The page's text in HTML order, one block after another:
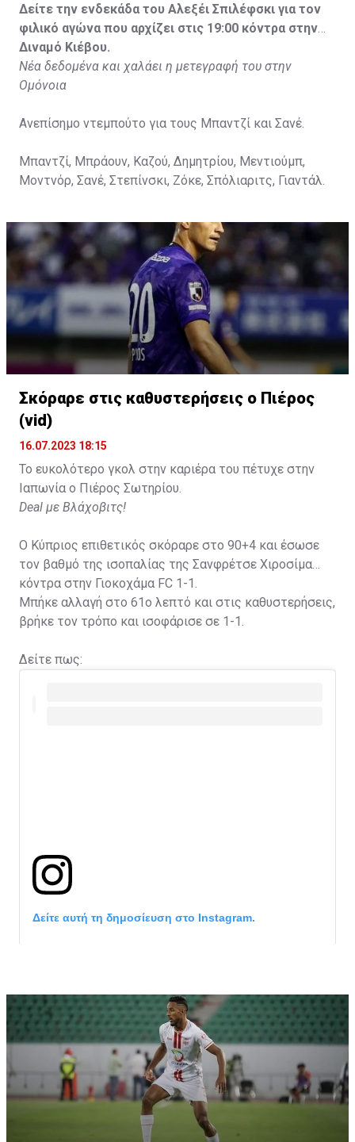
Δείτε την ενδεκάδα του Αλεξέι Σπιλέφσκι για τον
φιλικό αγώνα που αρχίζει στις 19:00 κόντρα στην
Διναμό Κιέβου.
Νέα δεδομένα και χαλάει η μετεγραφή του στην
Ομόνοια
Ανεπίσημο ντεμπούτο για τους Μπαντζί και Σανέ.
Μπαντζί, Μπράουν, Καζού, Δημητρίου, Μεντιούμπ,
Μοντνόρ, Σανέ, Στεπίνσκι, Ζόκε, Σπόλιαριτς, Γιαντάλ.
Σκόραρε στις καθυστερήσεις ο Πιέρος
(vid)
16.07.2023 18:15
Το ευκολότερο γκολ στην καριέρα του πέτυχε στην
Ιαπωνία ο Πιέρος Σωτηρίου.
Deal με Βλάχοβιτς!
Ο Κύπριος επιθετικός σκόραρε στο 90+4 και έσωσε
τον βαθμό της ισοπαλίας της Σανφρέτσε Χιροσίμα
κόντρα στην Γιοκοχάμα FC 1-1.
Μπήκε αλλαγή στο 61ο λεπτό και στις καθυστερήσεις,
βρήκε τον τρόπο και ισοφάρισε σε 1-1.
Δείτε πως:
Δείτε αυτή τη δημοσίευση στο Instagram.